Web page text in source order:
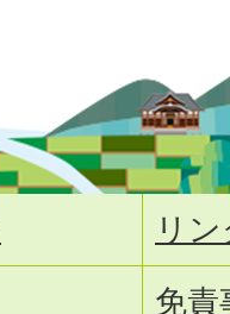
リ
免責